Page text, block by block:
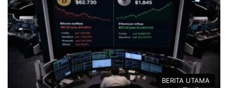
BERITA UTAMA